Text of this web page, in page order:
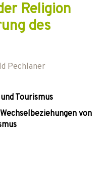
Religion
des
Pechlaner
Tourismus
von